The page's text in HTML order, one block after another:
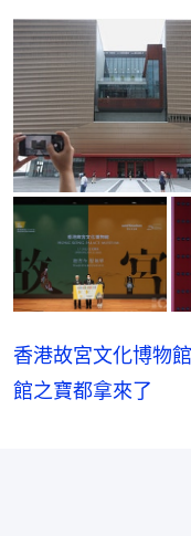
香港故宮文化博物
館之寶都拿來了